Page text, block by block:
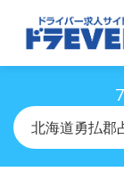
北海道勇払郡